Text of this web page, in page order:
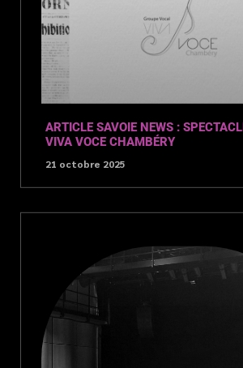
ARTICLE SAVOIE NEWS :
VIVA VOCE CHAMBÉRY
21 octobre 2025